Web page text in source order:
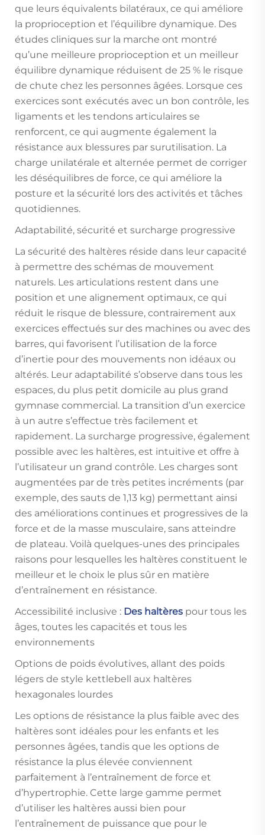
que leurs équivalents bilatéraux, ce qui améliore
la proprioception et l’équilibre dynamique. Des
études cliniques sur la marche ont montré
qu’une meilleure proprioception et un meilleur
équilibre dynamique réduisent de 25 % le risque
de chute chez les personnes âgées. Lorsque ces
exercices sont exécutés avec un bon contrôle, les
ligaments et les tendons articulaires se
renforcent, ce qui augmente également la
résistance aux blessures par surutilisation. La
charge unilatérale et alternée permet de corriger
les déséquilibres de force, ce qui améliore la
posture et la sécurité lors des activités et tâches
quotidiennes.
Adaptabilité, sécurité et surcharge progressive
La sécurité des haltères réside dans leur capacité
à permettre des schémas de mouvement
naturels. Les articulations restent dans une
position et une alignement optimaux, ce qui
réduit le risque de blessure, contrairement aux
exercices effectués sur des machines ou avec des
barres, qui favorisent l’utilisation de la force
d’inertie pour des mouvements non idéaux ou
altérés. Leur adaptabilité s’observe dans tous les
espaces, du plus petit domicile au plus grand
gymnase commercial. La transition d’un exercice
à un autre s’effectue très facilement et
rapidement. La surcharge progressive, également
possible avec les haltères, est intuitive et offre à
l’utilisateur un grand contrôle. Les charges sont
augmentées par de très petites incréments (par
exemple, des sauts de 1,13 kg) permettant ainsi
des améliorations continues et progressives de la
force et de la masse musculaire, sans atteindre
de plateau. Voilà quelques-unes des principales
raisons pour lesquelles les haltères constituent le
meilleur et le choix le plus sûr en matière
d’entraînement en résistance.
Accessibilité inclusive : Des haltères pour tous les
âges, toutes les capacités et tous les
environnements
Options de poids évolutives, allant des poids
légers de style kettlebell aux haltères
hexagonales lourdes
Les options de résistance la plus faible avec des
haltères sont idéales pour les enfants et les
personnes âgées, tandis que les options de
résistance la plus élevée conviennent
parfaitement à l’entraînement de force et
d’hypertrophie. Cette large gamme permet
d’utiliser les haltères aussi bien pour
l’entraînement de puissance que pour le